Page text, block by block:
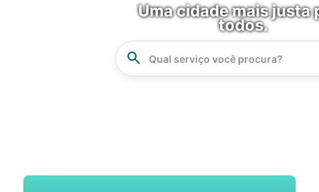
Uma cidade mais justa
todos.